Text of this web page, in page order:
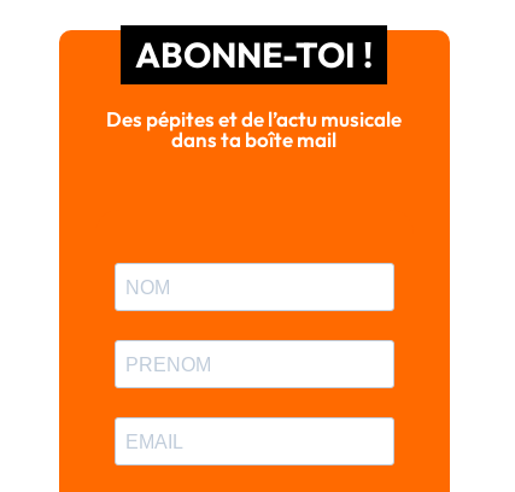
ABONNE-TOI !
Des pépites et de l’actu musicale
dans ta boîte mail